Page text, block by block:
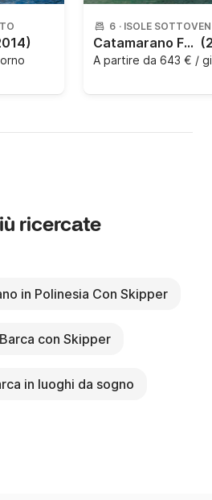
6 · ISOLE
Catamarano FOUNTAINE PAJOT 36 11m
A partire da 643 € /
ricercate
in Polinesia Con Skipper
con Skipper
in luoghi da sogno